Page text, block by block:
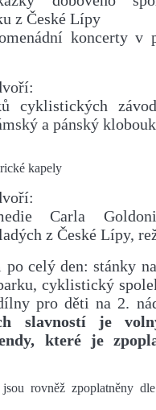
z České Lípy
koncerty v
cyklistických
a pánský
kapely
Carla
z České Lípy,
po celý den: stánky
cyklistický
pro děti na 2.
slavností je
které je
rovněž zpoplatněny